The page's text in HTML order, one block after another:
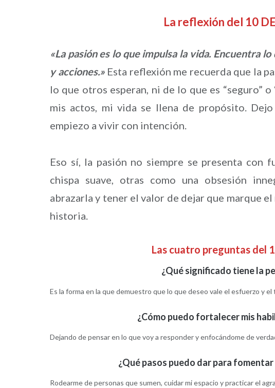
La reflexión del 10
«La pasión es lo que impulsa la vida. Encuentra
y acciones.» Esta reflexión me recuerda que la
lo que otros esperan, ni de lo que es “seguro”
mis actos, mi vida se llena de propósito.
empiezo a vivir con intención.
Eso sí, la pasión no siempre se presenta con
chispa suave, otras como una obsesión
abrazarla y tener el valor de dejar que marque
historia.
Las cuatro preguntas del
¿Qué significado tiene la
Es la forma en la que demuestro que lo que deseo vale el esfuerzo y el
¿Cómo puedo fortalecer mis
Dejando de pensar en lo que voy a responder y enfocándome de
¿Qué pasos puedo dar para
Rodearme de personas que sumen, cuidar mi espacio y practicar el